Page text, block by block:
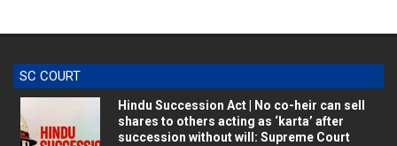
SC COURT
Hindu Succession Act | No co-heir can sell
shares to others acting as ‘karta’ after
succession without will: Supreme Court